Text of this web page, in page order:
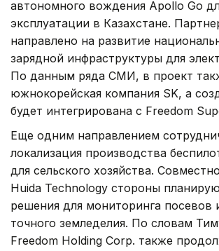
автономного вождения Apollo Go
эксплуатации в Казахстане.
направлено на развитие
зарядной инфраструктуры для
По данным ряда СМИ, в проект
южнокорейская компания SK, а
будет интегрирована с Freedom
Еще одним направлением
локализация производства
для сельского хозяйства.
Huida Technology стороны
решения для мониторинга посевов
точного земледелия. По словам
Freedom Holding Corp. также